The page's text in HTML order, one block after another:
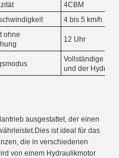
4CBM
4 bis 5 km/h
ohne
12 Uhr
Vollständige
und der
ausgestattet, der einen
ist ideal für das
die in verschiedenen
von einem Hydraulikmotor